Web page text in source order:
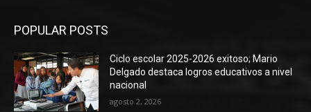
POPULAR POSTS
Ciclo escolar 2025-2026 exitoso; Mario
Delgado destaca logros educativos a nivel
nacional
agosto 2, 2026